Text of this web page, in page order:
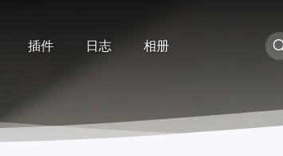
插件 日志 相册